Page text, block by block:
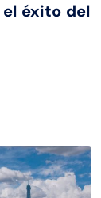
éxito del